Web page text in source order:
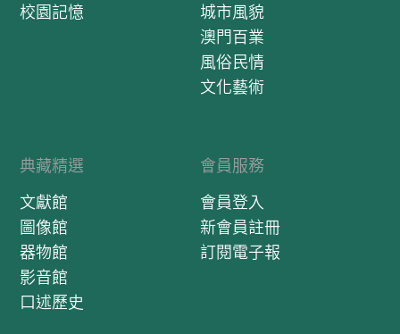
校園記憶
城市風貌
澳門百業
風俗民情
文化藝術
典藏精選
文獻館
圖像館
器物館
影音館
口述歷史
會員服務
會員登入
新會員註冊
訂閱電子報